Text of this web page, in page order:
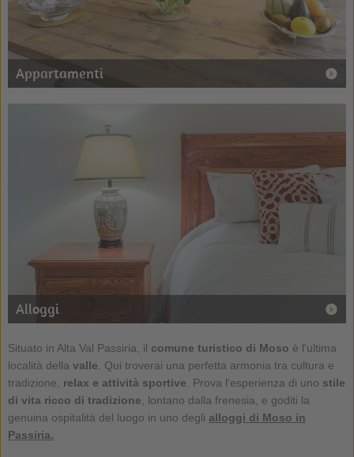
Appartamenti
Alloggi
Situato in Alta Val Passiria, il comune turistico di Moso è l'ultima
località della valle. Qui troverai una perfetta armonia tra cultura e
tradizione, relax e attività sportive. Prova l'esperienza di uno stile
di vita ricco di tradizione, lontano dalla frenesia, e goditi la
genuina ospitalità del luogo in uno degli alloggi di Moso in
Passiria.